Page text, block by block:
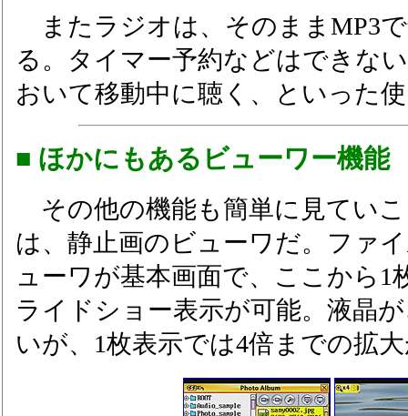
またラジオは、そのままMP3
る。タイマー予約などはできな
おいて移動中に聴く、といった
■ ほかにもあるビューワー機能
その他の機能も簡単に見てい
は、静止画のビューワだ。ファ
ューワが基本画面で、ここから1
ライドショー表示が可能。液晶
いが、1枚表示では4倍までの拡